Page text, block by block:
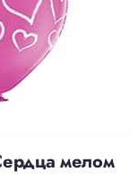
мелом